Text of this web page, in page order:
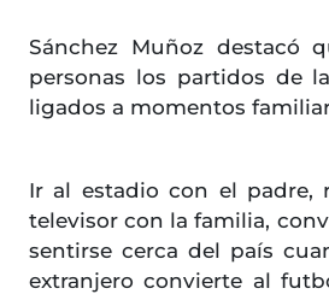
Sánchez Muñoz destacó
personas los partidos de
ligados a momentos
Ir al estadio con el padre,
televisor con la familia,
sentirse cerca del país
extranjero convierte al